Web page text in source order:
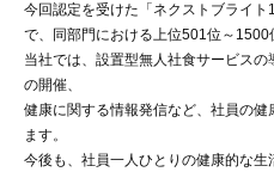
動
企業情
今回認定を受けた「ネクストブライ
で、同部門における上位501位～1500
当社では、設置型無人社食サービス
の開催、
健康に関する情報発信など、社員の
ます。
今後も、社員一人ひとりの健康的な